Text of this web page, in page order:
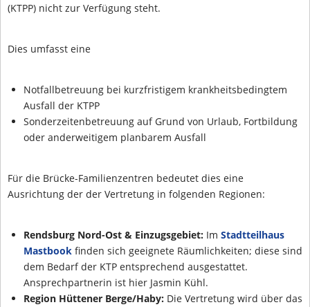
(KTPP) nicht zur Verfügung steht.
Dies umfasst eine
Notfallbetreuung bei kurzfristigem krankheitsbedingtem
Ausfall der KTPP
Sonderzeitenbetreuung auf Grund von Urlaub, Fortbildung
oder anderweitigem planbarem Ausfall
Für die Brücke-Familienzentren bedeutet dies eine
Ausrichtung der der Vertretung in folgenden Regionen:
Rendsburg Nord-Ost & Einzugsgebiet: Im Stadtteilhaus
Mastbookfinden sich geeignete Räumlichkeiten; diese sind
dem Bedarf der KTP entsprechend ausgestattet.
Ansprechpartnerin ist hier Jasmin Kühl.
Region Hüttener Berge/Haby:Die Vertretung wird über das